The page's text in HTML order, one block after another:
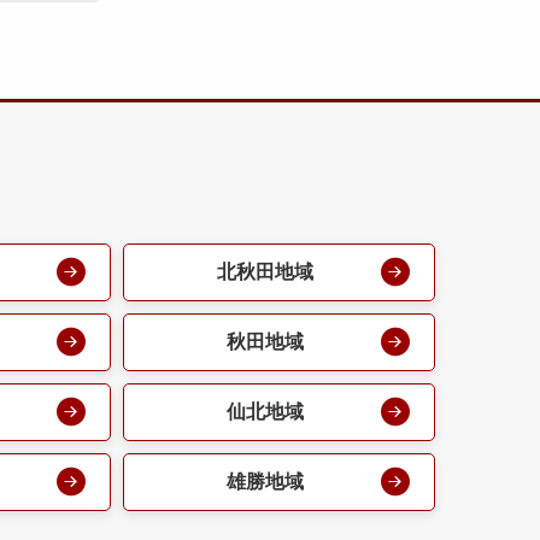
北秋田地域
秋田地域
仙北地域
雄勝地域